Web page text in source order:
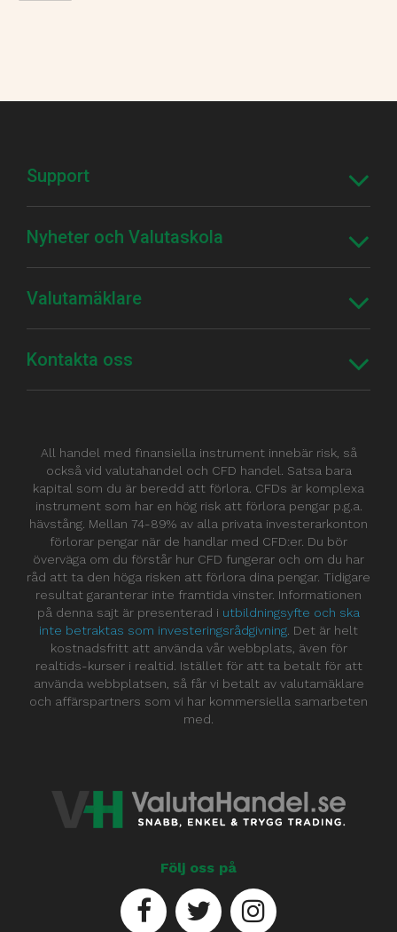
Support
Nyheter och Valutaskola
Valutamäklare
Kontakta oss
All handel med finansiella instrument innebär risk, så
också vid valutahandel och CFD handel. Satsa bara
kapital som du är beredd att förlora. CFDs är komplexa
instrument som har en hög risk att förlora pengar p.g.a.
hävstång. Mellan 74-89% av alla privata investerarkonton
förlorar pengar när de handlar med CFD:er. Du bör
överväga om du förstår hur CFD fungerar och om du har
råd att ta den höga risken att förlora dina pengar. Tidigare
resultat garanterar inte framtida vinster. Informationen
på denna sajt är presenterad i utbildningsyfte och ska
inte betraktas som investeringsrådgivning . Det är helt
kostnadsfritt att använda vår webbplats, även för
realtids-kurser i realtid. Istället för att ta betalt för att
använda webbplatsen, så får vi betalt av valutamäklare
och affärspartners som vi har kommersiella samarbeten
med.
Följ oss på